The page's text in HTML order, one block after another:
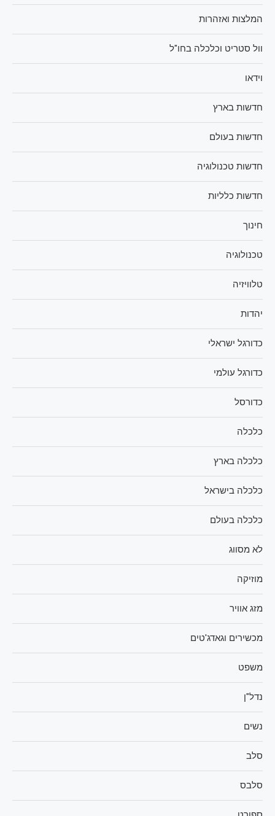
המלצות ואזהרות
וול סטריט וכלכלה בחו"ל
וידאו
חדשות בארץ
חדשות בעולם
חדשות טכנולוגיה
חדשות כלליות
חינוך
טכנולוגיה
טלוויזיה
יהדות
כדורגל ישראלי
כדורגל עולמי
כדורסל
כלכלה
כלכלה בארץ
כלכלה בישראל
כלכלה בעולם
לא מסווג
מוזיקה
מזג אוויר
מכשירים וגאדג'טים
משפט
נדל"ן
נשים
סלב
סלבס